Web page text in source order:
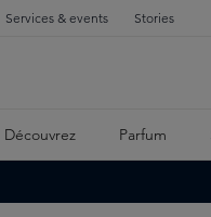
Services & events Stories
Découvrez Parfum